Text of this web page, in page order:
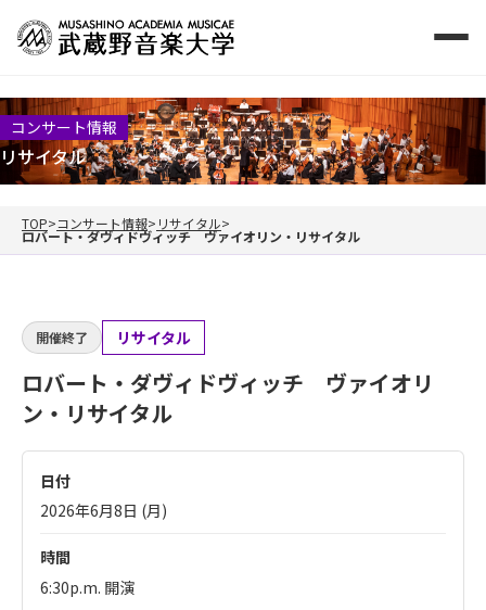
コンサート情報
リサイタル
TOP コンサート情報 リサイタル
ロバート・ダヴィドヴィッチ ヴァイオリン・リサイタル
開催終了 リサイタル
ロバート・ダヴィドヴィッチ ヴァイオリ
ン・リサイタル
日付
2026年6月8日 (月)
時間
6:30p.m. 開演